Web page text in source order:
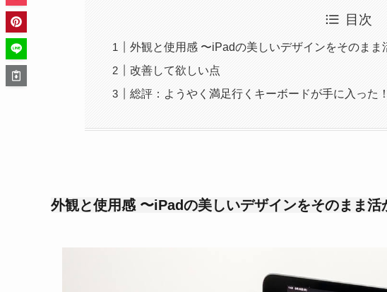
目次
外観と使用感 〜iPadの美しいデザインをそのまま
改善して欲しい点
総評：ようやく満足行くキーボードが手に入った！
外観と使用感 〜iPadの美しいデザインをそのまま活